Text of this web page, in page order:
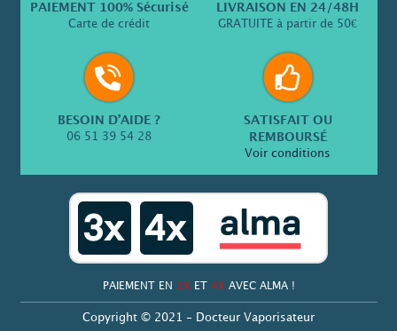
PAIEMENT 100% Sécurisé
Carte de crédit
LIVRAISON EN 24/48H
GRATUITE à partir de 50€
BESOIN D’AIDE ?
06 51 39 54 28
SATISFAIT OU
REMBOURSÉ
Voir conditions
PAIEMENT EN 3X ET 4X AVEC ALMA !
Copyright © 2021 - Docteur Vaporisateur